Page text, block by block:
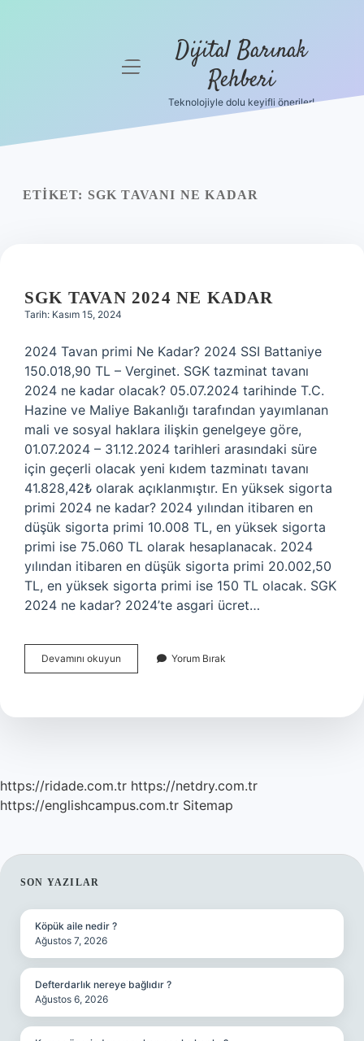
menüyü
Dijital Barınak
Rehberi
Teknolojiyle dolu keyifli öneriler!
ETIKET: SGK TAVANI NE KADAR
SGK TAVAN 2024 NE KADAR
Tarih: Kasım 15, 2024
2024 Tavan primi Ne Kadar? 2024 SSI Battaniye
150.018,90 TL – Verginet. SGK tazminat tavanı
2024 ne kadar olacak? 05.07.2024 tarihinde T.C.
Hazine ve Maliye Bakanlığı tarafından yayımlanan
mali ve sosyal haklara ilişkin genelgeye göre,
01.07.2024 – 31.12.2024 tarihleri ​​arasındaki süre
için geçerli olacak yeni kıdem tazminatı tavanı
41.828,42₺ olarak açıklanmıştır. En yüksek sigorta
primi 2024 ne kadar? 2024 yılından itibaren en
düşük sigorta primi 10.008 TL, en yüksek sigorta
primi ise 75.060 TL olarak hesaplanacak. 2024
yılından itibaren en düşük sigorta primi 20.002,50
TL, en yüksek sigorta primi ise 150 TL olacak. SGK
2024 ne kadar? 2024’te asgari ücret…
Devamını okuyun
Tavan
Kadar
Yorum Bırak
https://ridade.com.tr https://netdry.com.tr
https://englishcampus.com.tr Sitemap
SIDEBAR
SON YAZILAR
Köpük aile nedir ?
Ağustos 7, 2026
Defterdarlık nereye bağlıdır ?
Ağustos 6, 2026